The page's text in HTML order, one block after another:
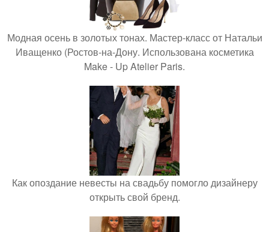
Модная осень в золотых тонах. Мастер-класс от Натальи
Иващенко (Ростов-на-Дону. Использована косметика
Make - Up Atelier Paris.
Как опоздание невесты на свадьбу помогло дизайнеру
открыть свой бренд.